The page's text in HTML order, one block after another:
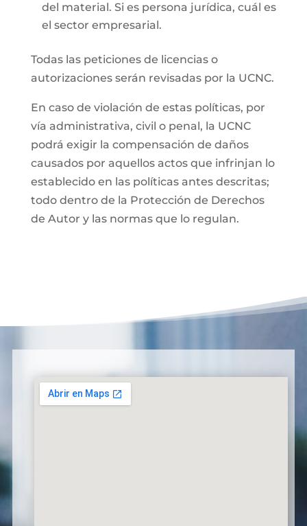
del material. Si es persona jurídica, cuál es
el sector empresarial.
Todas las peticiones de licencias o
autorizaciones serán revisadas por la UCNC.
En caso de violación de estas políticas, por
vía administrativa, civil o penal, la UCNC
podrá exigir la compensación de daños
causados por aquellos actos que infrinjan lo
establecido en las políticas antes descritas;
todo dentro de la Protección de Derechos
de Autor y las normas que lo regulan.